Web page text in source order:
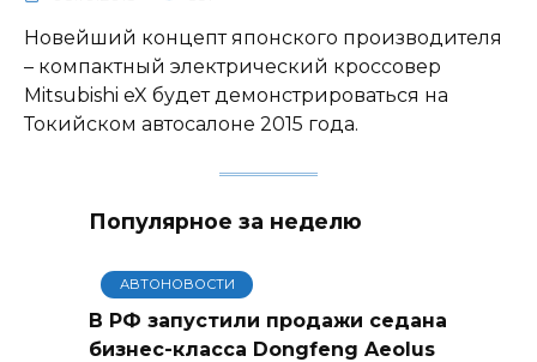
Новейший концепт японского производителя
– компактный электрический кроссовер
Mitsubishi eX будет демонстрироваться на
Токийском автосалоне 2015 года.
Популярное за неделю
АВТОНОВОСТИ
В РФ запустили продажи седана
бизнес-класса Dongfeng Aeolus